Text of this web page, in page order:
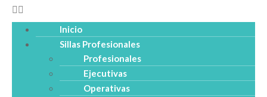
Inicio
Sillas Profesionales
Profesionales
Ejecutivas
Operativas